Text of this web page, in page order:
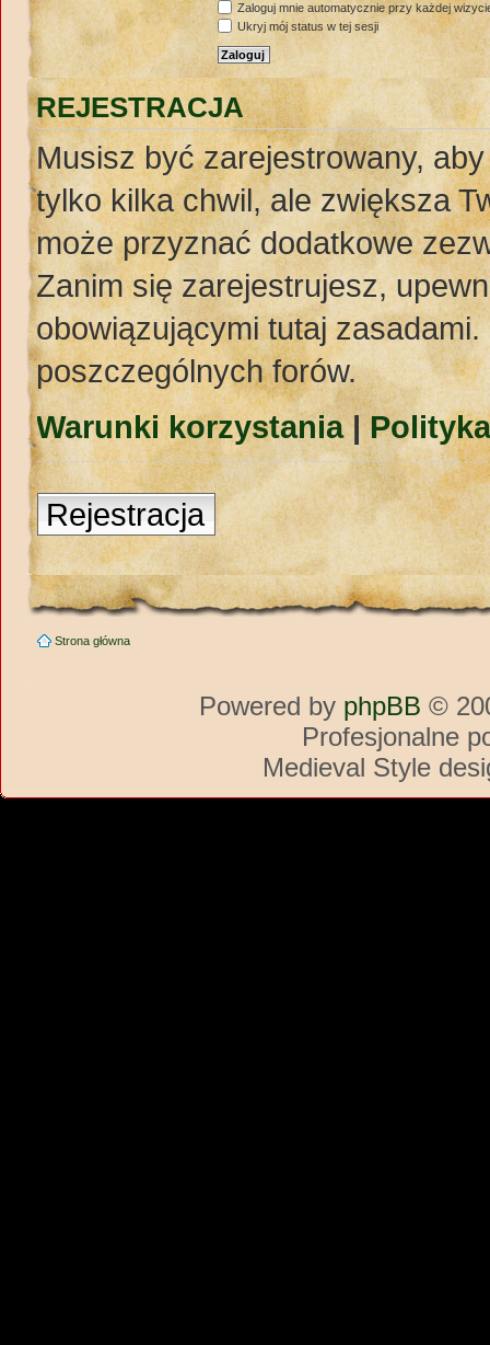
Zaloguj mnie automatycznie przy każdej
Ukryj mój status w tej sesji
REJESTRACJA
Musisz być zarejestrowany,
tylko kilka chwil, ale zwiększa
może przyznać dodatkowe
Zanim się zarejestrujesz,
obowiązującymi tutaj
poszczególnych forów.
Warunki korzystania|
Rejestracja
Strona główna
Powered by phpBB ©
Profesjonalne
Medieval Style